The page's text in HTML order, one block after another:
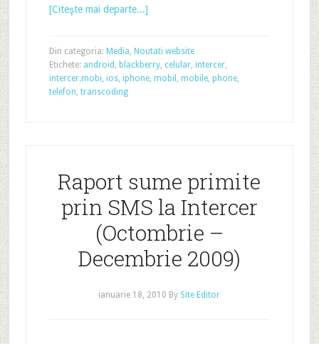
[Citeşte mai departe...]
Din categoria: Media, Noutati website
Etichete: android , blackberry, celular, intercer,
intercer.mobi, ios, iphone, mobil , mobile, phone,
telefon, transcoding
Raport sume primite
prin SMS la Intercer
(Octombrie –
Decembrie 2009)
ianuarie 18, 2010 By Site Editor